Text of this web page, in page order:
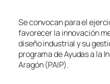
Se convocan para el
favorecer la innovación
diseño industrial y su
programa de Ayudas a la
Aragón (PAIP).